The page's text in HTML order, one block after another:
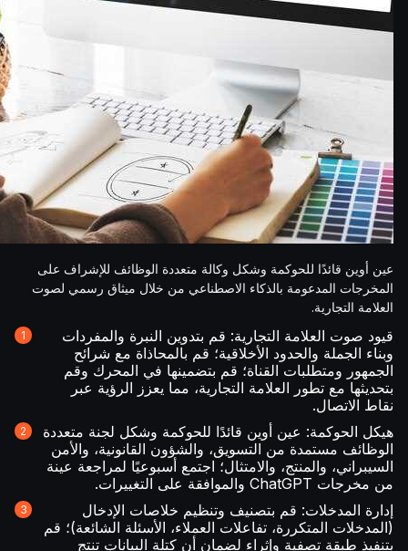
عين أوين قائدًا للحوكمة وشكل وكالة متعددة الوظائف للإشراف على
المخرجات المدعومة بالذكاء الاصطناعي من خلال ميثاق رسمي لصوت
العلامة التجارية.
قيود صوت العلامة التجارية: قم بتدوين النبرة والمفردات
وبناء الجملة والحدود الأخلاقية؛ قم بالمحاذاة مع شرائح
الجمهور ومتطلبات القناة؛ قم بتضمينها في المحرك وقم
بتحديثها مع تطور العلامة التجارية، مما يعزز الرؤية عبر
نقاط الاتصال.
هيكل الحوكمة: عين أوين قائدًا للحوكمة وشكل لجنة متعددة
الوظائف مستمدة من التسويق، والشؤون القانونية، والأمن
السيبراني، والمنتج، والامتثال؛ اجتمع أسبوعيًا لمراجعة عينة
من مخرجات ChatGPT والموافقة على التغييرات.
إدارة المدخلات: قم بتصنيف وتنظيم خلاصات الإدخال
(المدخلات المتكررة، تفاعلات العملاء، الأسئلة الشائعة)؛ قم
بتنفيذ طبقة تصفية وإثراء لضمان أن كتلة البيانات تنتج